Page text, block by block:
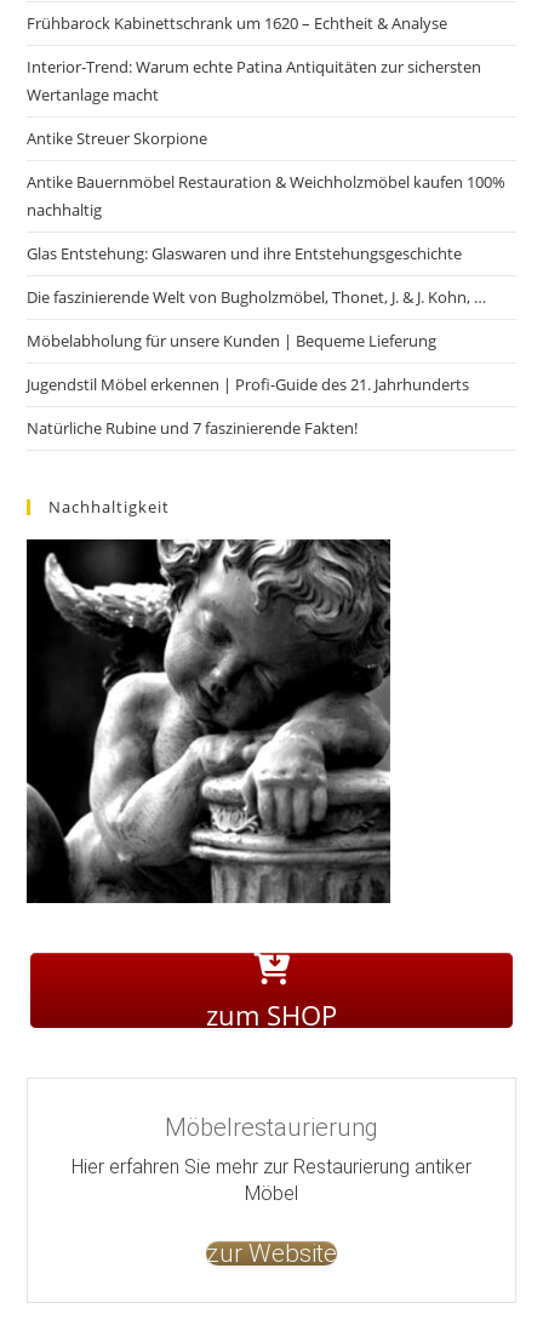
Frühbarock Kabinettschrank um 1620 – Echtheit & Analyse
Interior-Trend: Warum echte Patina Antiquitäten zur sichersten
Wertanlage macht
Antike Streuer Skorpione
Antike Bauernmöbel Restauration & Weichholzmöbel kaufen 100%
nachhaltig
Glas Entstehung: Glaswaren und ihre Entstehungsgeschichte
Die faszinierende Welt von Bugholzmöbel, Thonet, J. & J. Kohn, …
Möbelabholung für unsere Kunden | Bequeme Lieferung
Jugendstil Möbel erkennen | Profi-Guide des 21. Jahrhunderts
Natürliche Rubine und 7 faszinierende Fakten!
Nachhaltigkeit
zum SHOP
Möbelrestaurierung
Hier erfahren Sie mehr zur Restaurierung antiker
Möbel
zur Website